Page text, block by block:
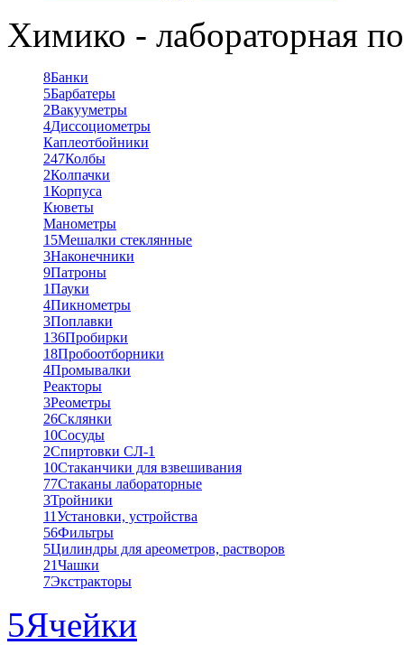
Химико - лабораторная
8Банки
5Барбатеры
2Вакууметры
4Диссоциометры
Каплеотбойники
247Колбы
2Колпачки
1Корпуса
Кюветы
Манометры
15Мешалки стеклянные
3Наконечники
9Патроны
1Пауки
4Пикнометры
3Поплавки
136Пробирки
18Пробоотборники
4Промывалки
Реакторы
3Реометры
26Склянки
10Сосуды
2Спиртовки СЛ-1
10Стаканчики для взвешивания
77Стаканы лабораторные
3Тройники
11Установки, устройства
56Фильтры
5Цилиндры для ареометров, растворов
21Чашки
7Экстракторы
5Ячейки